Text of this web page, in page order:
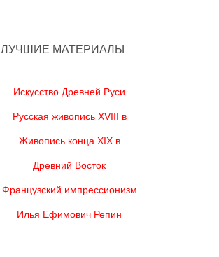
ЛУЧШИЕ МАТЕРИАЛЫ
Искусство Древней Руси
Русская живопись XVIII в
Живопись конца XIX в
Древний Восток
Французский импрессионизм
Илья Ефимович Репин